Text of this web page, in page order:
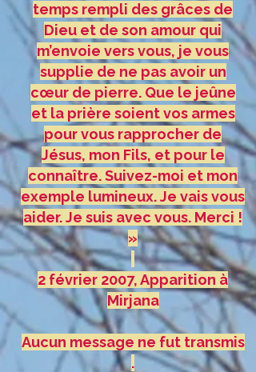
temps rempli des grâces de
Dieu et de son amour qui
m’envoie vers vous, je vous
supplie de ne pas avoir un
cœur de pierre. Que le jeûne
et la prière soient vos armes
pour vous rapprocher de
Jésus, mon Fils, et pour le
connaître. Suivez-moi et mon
exemple lumineux. Je vais vous
aider. Je suis avec vous. Merci !
»
2 février 2007, Apparition à
Mirjana
Aucun message ne fut transmis
.